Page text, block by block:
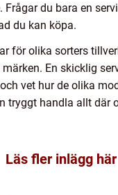
Frågar du bara en
du kan köpa.
för olika sorters
En skicklig
vet hur de olika
tryggt handla allt där
Läs fler inlägg här